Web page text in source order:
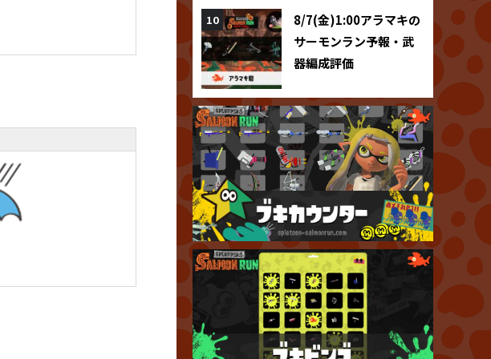
8/7(金)1:00アラマキの
サーモンラン予報・武
器編成評価